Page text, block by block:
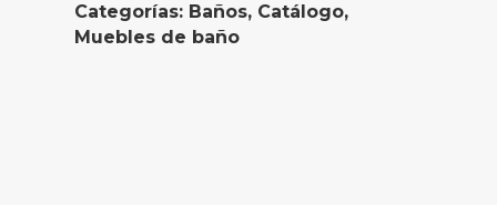
Categorías: Baños, Catálogo,
Muebles de baño